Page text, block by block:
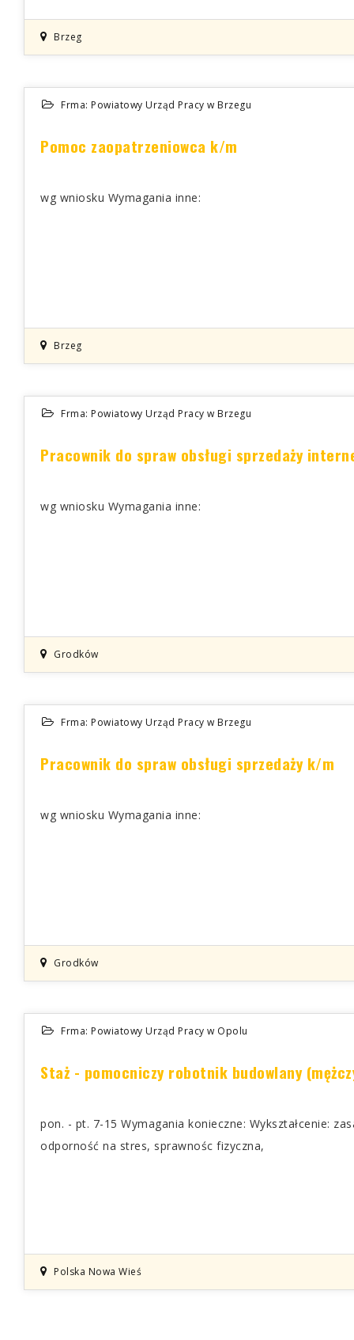
Brzeg
Frma: Powiatowy Urząd Pracy w Brzegu
Pomoc zaopatrzeniowca k/m
wg wniosku Wymagania inne:
Brzeg
Frma: Powiatowy Urząd Pracy w Brzegu
Pracownik do spraw obsługi sprzedaży
wg wniosku Wymagania inne:
Grodków
Frma: Powiatowy Urząd Pracy w Brzegu
Pracownik do spraw obsługi sprzedaży k/m
wg wniosku Wymagania inne:
Grodków
Frma: Powiatowy Urząd Pracy w Opolu
Staż - pomocniczy robotnik budowlany
pon. - pt. 7-15 Wymagania konieczne: Wykształcenie:
odporność na stres, sprawnośc fizyczna,
Polska Nowa Wieś